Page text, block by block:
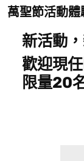
萬聖節活動體
新活動
歡迎現
限量20